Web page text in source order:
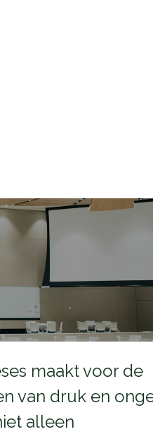
maakt voor de
van druk en
alleen